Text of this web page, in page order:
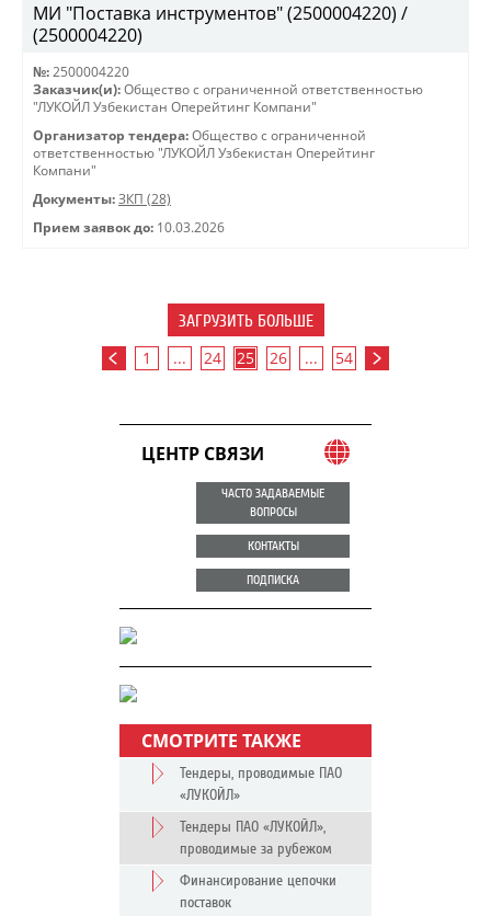
МИ "Поставка инструментов" (2500004220) /
(2500004220)
№: 2500004220
Заказчик(и): Общество с ограниченной ответственностью
"ЛУКОЙЛ Узбекистан Оперейтинг Компани"
Организатор тендера: Общество с ограниченной
ответственностью "ЛУКОЙЛ Узбекистан Оперейтинг
Компани"
Документы: ЗКП (28)
Прием заявок до: 10.03.2026
ЗАГРУЗИТЬ БОЛЬШЕ
1 ... 24 25 26 ... 54
ЦЕНТР СВЯЗИ
ЧАСТО ЗАДАВАЕМЫЕ
ВОПРОСЫ
КОНТАКТЫ
ПОДПИСКА
СМОТРИТЕ ТАКЖЕ
Тендеры, проводимые ПАО
«ЛУКОЙЛ»
Тендеры ПАО «ЛУКОЙЛ»,
проводимые за рубежом
Финансирование цепочки
поставок